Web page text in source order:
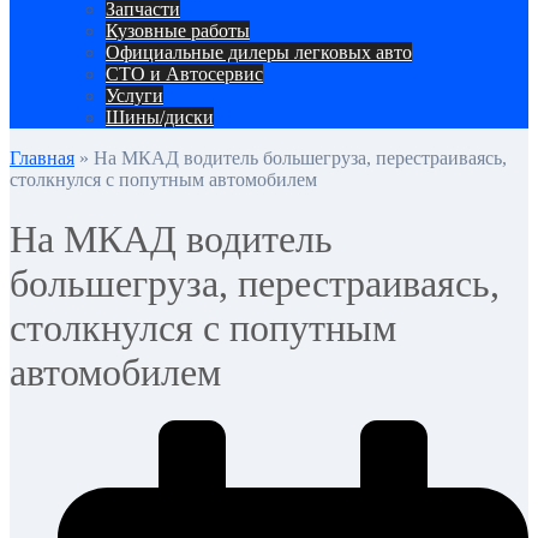
Запчасти
Кузовные работы
Официальные дилеры легковых авто
СТО и Автосервис
Услуги
Шины/диски
Главная » На МКАД водитель большегруза, перестраиваясь,
столкнулся с попутным автомобилем
На МКАД водитель
большегруза, перестраиваясь,
столкнулся с попутным
автомобилем